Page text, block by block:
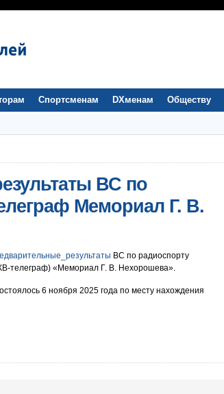
Спортсменам DXменам Обществу
ВС по
Мемориал Г. В.
ВС по радиоспорту
телеграф) «Мемориал Г. В. Нехорошева».
6 ноября 2025 года по месту нахождения